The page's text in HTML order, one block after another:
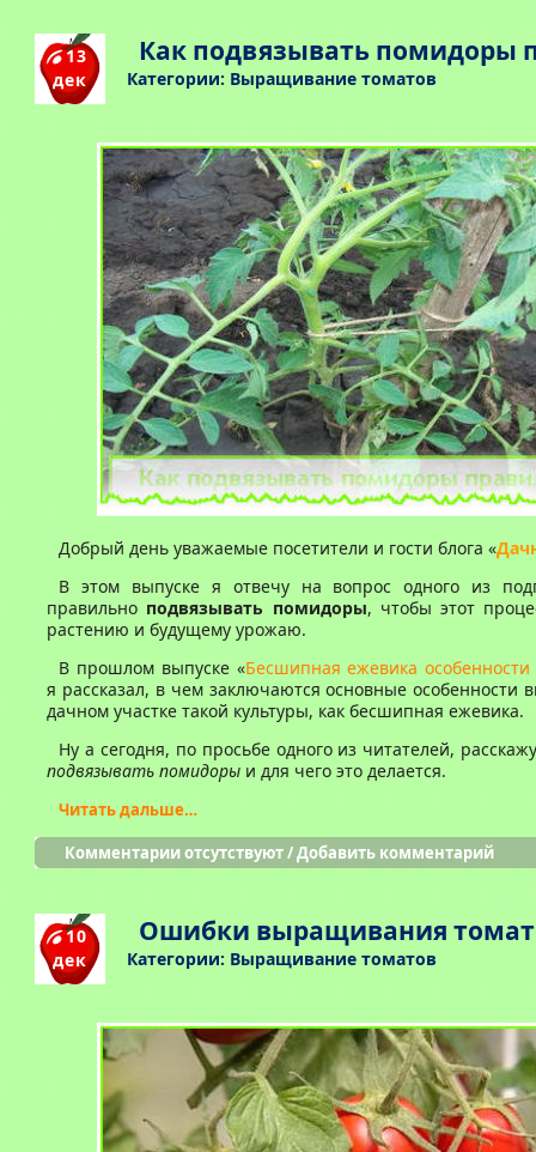
13
дек
Как подвязывать помидоры
Категории: Выращивание томатов
Добрый день уважаемые посетители и гости блога «
В этом выпуске я отвечу на вопрос одного из
правильно подвязывать помидоры, чтобы этот
растению и будущему урожаю.
В прошлом выпуске «Бесшипная ежевика
я рассказал, в чем заключаются основные особенности
дачном участке такой культуры, как бесшипная ежевика.
Ну а сегодня, по просьбе одного из читателей,
подвязывать помидоры и для чего это делается.
Читать дальше…
Комментарии отсутствуют/Добавить комментарий
10
дек
Ошибки выращивания
Категории: Выращивание томатов